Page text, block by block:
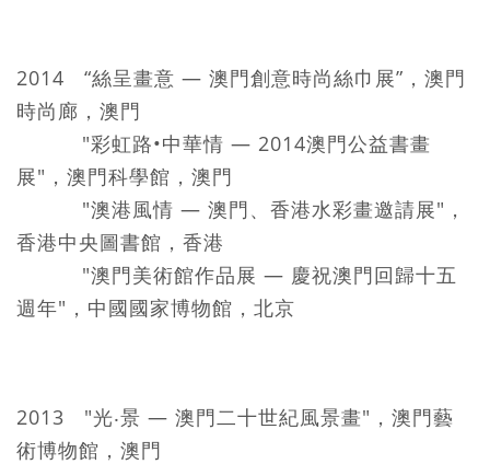
2014 “絲呈畫意 — 澳門創意時尚絲巾展”，澳門
時尚廊，澳門
"彩虹路•中華情 — 2014澳門公益書畫
展"，澳門科學館，澳門
"澳港風情 — 澳門、香港水彩畫邀請展"，
香港中央圖書館，香港
"澳門美術館作品展 — 慶祝澳門回歸十五
週年"，中國國家博物館，北京
2013 "光‧景 — 澳門二十世紀風景畫"，澳門藝
術博物館，澳門